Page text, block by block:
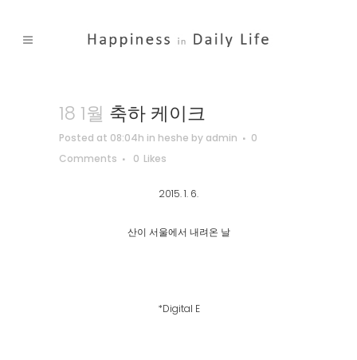
18 1월 축하 케이크
Posted at 08:04h in heshe by admin
0
Comments
0 Likes
2015. 1. 6.
산이 서울에서 내려온 날
*Digital E